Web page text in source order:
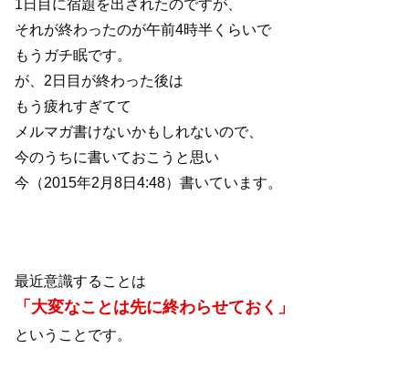
それが終わったのが午前4時半くらいで
もうガチ眠です。
が、2日目が終わった後は
もう疲れすぎてて
メルマガ書けないかもしれないので、
今のうちに書いておこうと思い
今（2015年2月8日4:48）書いています。
最近意識することは
「大変なことは先に終わらせておく」
ということです。